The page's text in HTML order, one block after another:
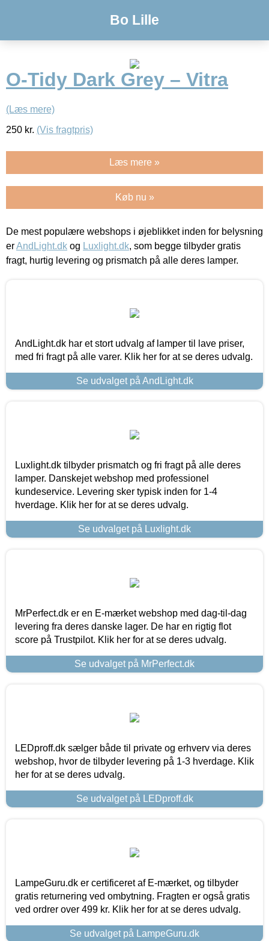
Bo Lille
O-Tidy Dark Grey – Vitra
(Læs mere)
250 kr. (Vis fragtpris)
Læs mere »
Køb nu »
De mest populære webshops i øjeblikket inden for belysning
erAndLight.dk og Luxlight.dk, som begge tilbyder gratis
fragt, hurtig levering og prismatch på alle deres lamper.
AndLight.dk har et stort udvalg af lamper til lave priser,
med fri fragt på alle varer. Klik her for at se deres udvalg.
Se udvalget på AndLight.dk
Luxlight.dk tilbyder prismatch og fri fragt på alle deres
lamper. Danskejet webshop med professionel
kundeservice. Levering sker typisk inden for 1-4
hverdage. Klik her for at se deres udvalg.
Se udvalget på Luxlight.dk
MrPerfect.dk er en E-mærket webshop med dag-til-dag
levering fra deres danske lager. De har en rigtig flot
score på Trustpilot. Klik her for at se deres udvalg.
Se udvalget på MrPerfect.dk
LEDproff.dk sælger både til private og erhverv via deres
webshop, hvor de tilbyder levering på 1-3 hverdage. Klik
her for at se deres udvalg.
Se udvalget på LEDproff.dk
LampeGuru.dk er certificeret af E-mærket, og tilbyder
gratis returnering ved ombytning. Fragten er også gratis
ved ordrer over 499 kr. Klik her for at se deres udvalg.
Se udvalget på LampeGuru.dk